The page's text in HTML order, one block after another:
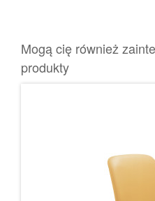
Mogą cię również
produkty